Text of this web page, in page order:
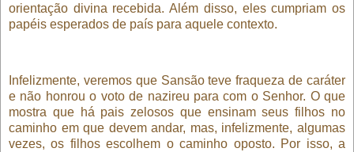
orientação divina recebida. Além disso, eles cumpriam os
papéis esperados de país para aquele contexto.
Infelizmente, veremos que Sansão teve fraqueza de caráter
e não honrou o voto de nazireu para com o Senhor. O que
mostra que há pais zelosos que ensinam seus filhos no
caminho em que devem andar, mas, infelizmente, algumas
vezes, os filhos escolhem o caminho oposto. Por isso, a